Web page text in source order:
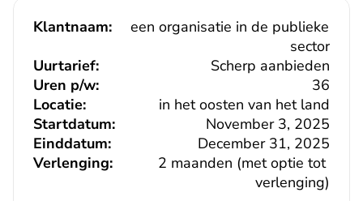
Klantnaam:
een organisatie in de publieke
sector
Uurtarief:
Scherp aanbieden
36
Uren p/w:
Locatie:
in het oosten van het land
Verlenging:
2 maanden (met optie tot
verlenging)
Einddatum: December 31, 2025
Startdatum: November 3, 2025